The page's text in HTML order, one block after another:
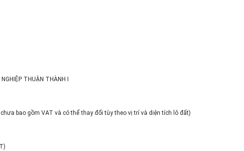
THUẬN THÀNH I
bao gồm VAT và có thể thay đổi tùy theo vị trí và diện tích lô đất)